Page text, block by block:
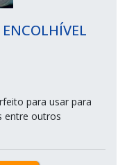
para usar para
entre outros